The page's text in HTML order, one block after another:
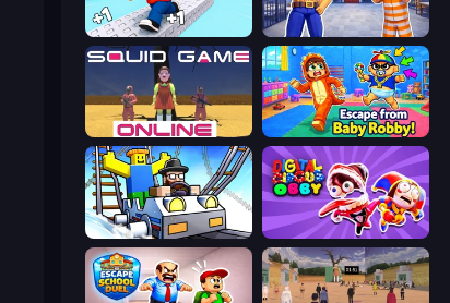
Speed per Click: Obby Escape From Mr.Meawing's Prison!
Squid Game Online Escape From Baby Robby!
Obby: Ride Carts Digital Circus: Obby